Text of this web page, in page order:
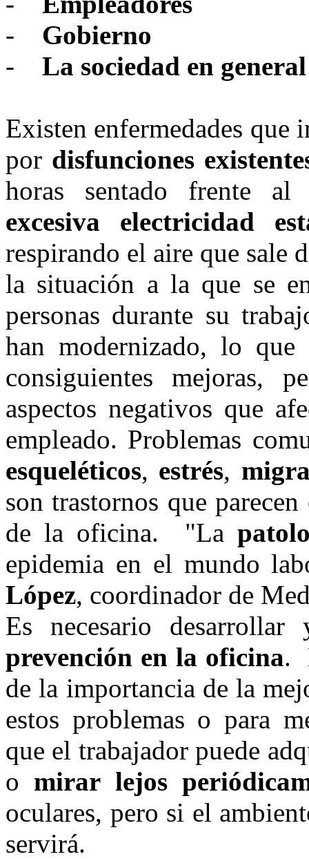
-
Gobierno
-
La sociedad en general
Existen enfermedades que
por disfunciones
horas sentado frente
excesiva electricidad
respirando el aire que sale
la situación a la que se
personas durante su
han modernizado, lo
consiguientes mejoras,
aspectos negativos que
empleado. Problemas
esqueléticos, estrés,
son trastornos que
de la oficina. "La
epidemia en el mundo
López, coordinador de
Es necesario
prevención en la oficina.
de la importancia de la
estos problemas o para
que el trabajador puede
o mirar lejos
oculares, pero si el
servirá.